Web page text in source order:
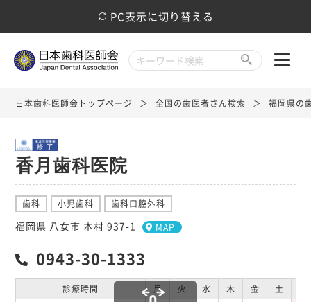
PC表示に切り替える
日本歯科医師会トップページ 全国の歯医者さん検索 福岡県の
香月歯科医院
歯科 小児歯科 歯科口腔外科
福岡県 八女市 本村 937-1 MAP
0943-30-1333
診療時間 月 火 水 木 金 土